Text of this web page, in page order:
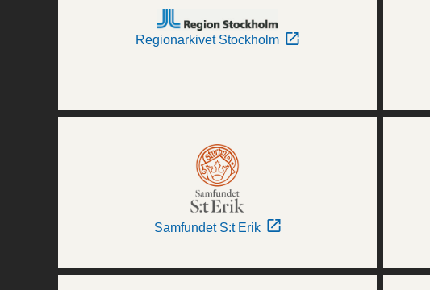
Regionarkivet Stockholm
Samfundet S:t Erik